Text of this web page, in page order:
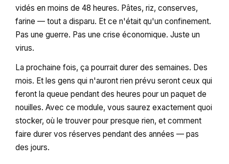
vidés en moins de 48 heures. Pâtes, riz, conserves,
farine — tout a disparu. Et ce n'était qu'un confinement.
Pas une guerre. Pas une crise économique. Juste un
virus.
La prochaine fois, ça pourrait durer des semaines. Des
mois. Et les gens qui n'auront rien prévu seront ceux qui
feront la queue pendant des heures pour un paquet de
nouilles. Avec ce module, vous saurez exactement quoi
stocker, où le trouver pour presque rien, et comment
faire durer vos réserves pendant des années — pas
des jours.